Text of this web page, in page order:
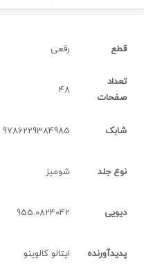
قطع رقعی‌
تعداد
صفحات
48
شابک 9786229384985
نوع جلد شومیز
دیویی 955.0824042
پدیدآورنده ایتالو کالوینو